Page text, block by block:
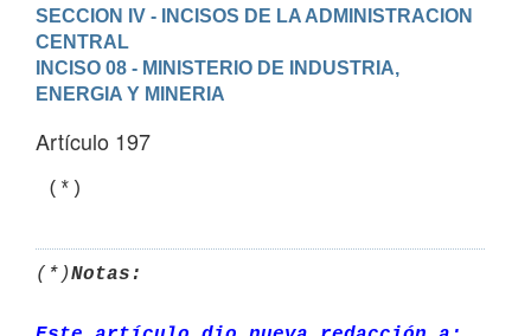
SECCION IV - INCISOS DE LA ADMINISTRACION
CENTRAL
INCISO 08 - MINISTERIO DE INDUSTRIA,
ENERGIA Y MINERIA
Artículo 197
(*)
(*)Notas: